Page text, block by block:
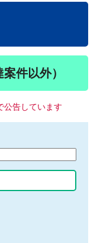
件以外）
公告しています